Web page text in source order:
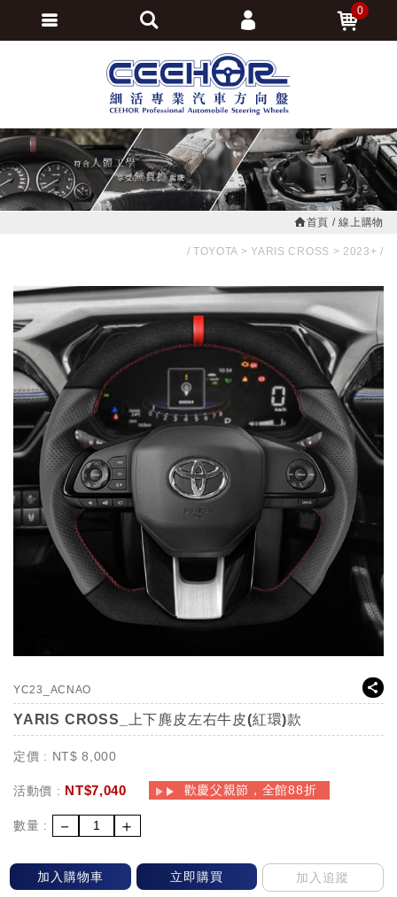
首頁 線上購物
TOYOTA YARIS CROSS 2023+
YC23_ACNAO
YARIS CROSS_上下麂皮左右牛皮(紅環)款
定價 : NT$ 8,000
活動價 : NT$7,040 歡慶父親節，全館88折
數量 : － ＋
加入購物車 立即購買 加入追蹤
0
會員登入
會員註冊
訂單查詢
追蹤清單
繁體中文